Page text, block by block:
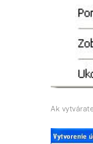
Ak